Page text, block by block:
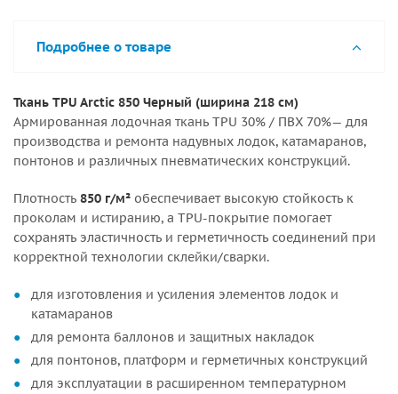
Подробнее о товаре
Ткань TPU Arctic 850 Черный (ширина 218 см)
Армированная лодочная ткань TPU 30% / ПВХ 70%— для
производства и ремонта надувных лодок, катамаранов,
понтонов и различных пневматических конструкций.
Плотность 850 г/м² обеспечивает высокую стойкость к
проколам и истиранию, а TPU-покрытие помогает
сохранять эластичность и герметичность соединений при
корректной технологии склейки/сварки.
для изготовления и усиления элементов лодок и
катамаранов
для ремонта баллонов и защитных накладок
для понтонов, платформ и герметичных конструкций
для эксплуатации в расширенном температурном